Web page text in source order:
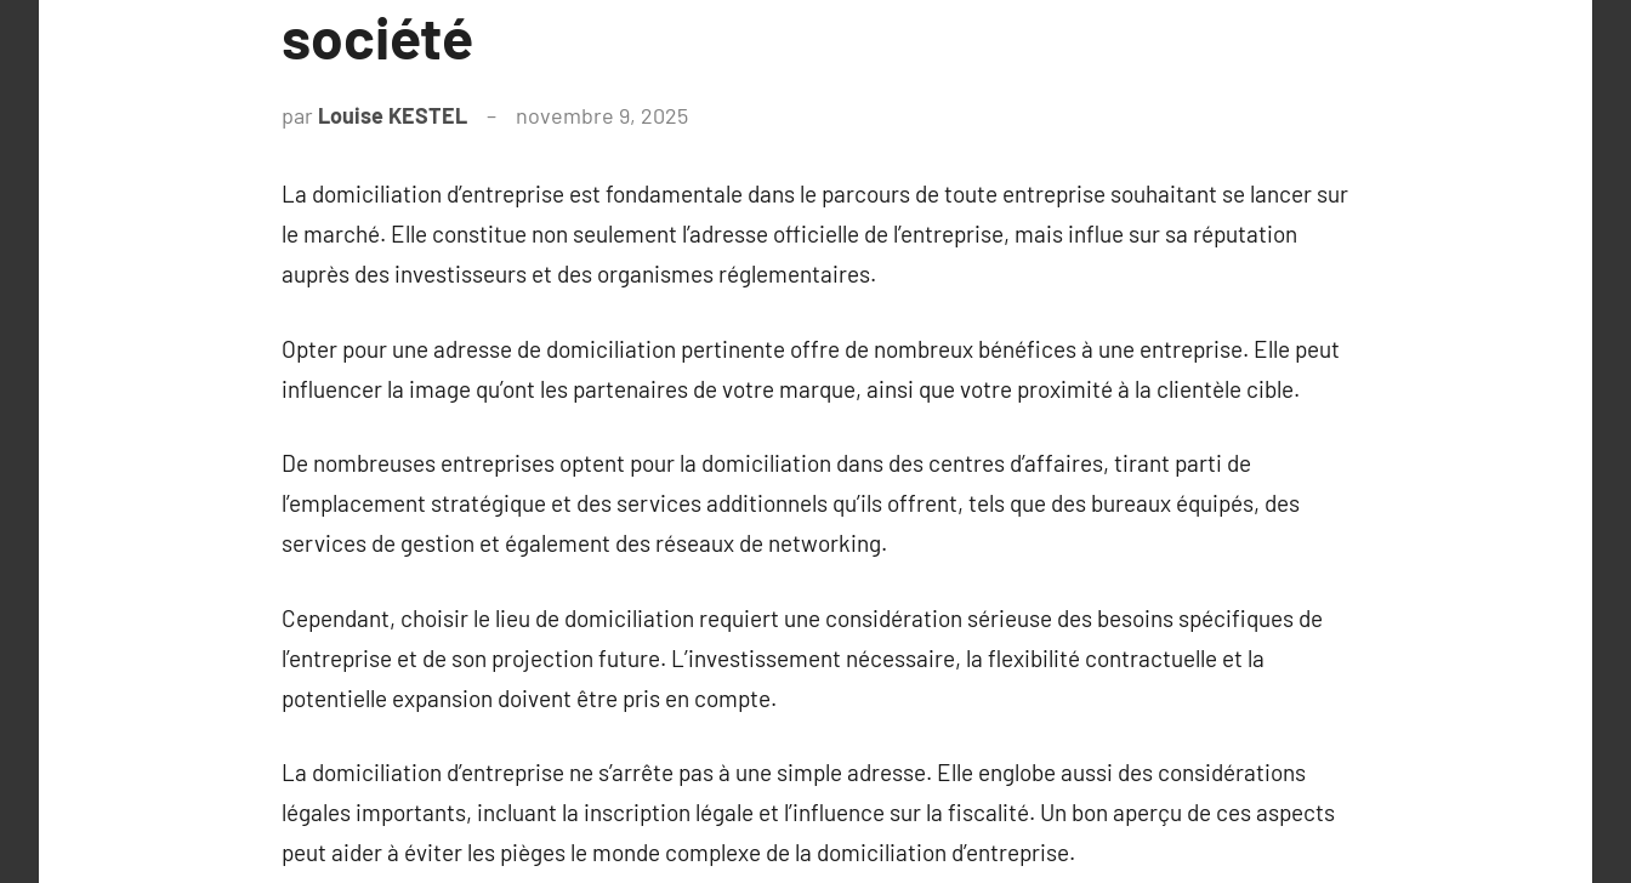
société
par Louise KESTEL novembre 9, 2025
La domiciliation d’entreprise est fondamentale dans le parcours de toute entreprise souhaitant se lancer sur
le marché. Elle constitue non seulement l’adresse officielle de l’entreprise, mais influe sur sa réputation
auprès des investisseurs et des organismes réglementaires.
Opter pour une adresse de domiciliation pertinente offre de nombreux bénéfices à une entreprise. Elle peut
influencer la image qu’ont les partenaires de votre marque, ainsi que votre proximité à la clientèle cible.
De nombreuses entreprises optent pour la domiciliation dans des centres d’affaires, tirant parti de
l’emplacement stratégique et des services additionnels qu’ils offrent, tels que des bureaux équipés, des
services de gestion et également des réseaux de networking.
Cependant, choisir le lieu de domiciliation requiert une considération sérieuse des besoins spécifiques de
l’entreprise et de son projection future. L’investissement nécessaire, la flexibilité contractuelle et la
potentielle expansion doivent être pris en compte.
La domiciliation d’entreprise ne s’arrête pas à une simple adresse. Elle englobe aussi des considérations
légales importants, incluant la inscription légale et l’influence sur la fiscalité. Un bon aperçu de ces aspects
peut aider à éviter les pièges le monde complexe de la domiciliation d’entreprise.